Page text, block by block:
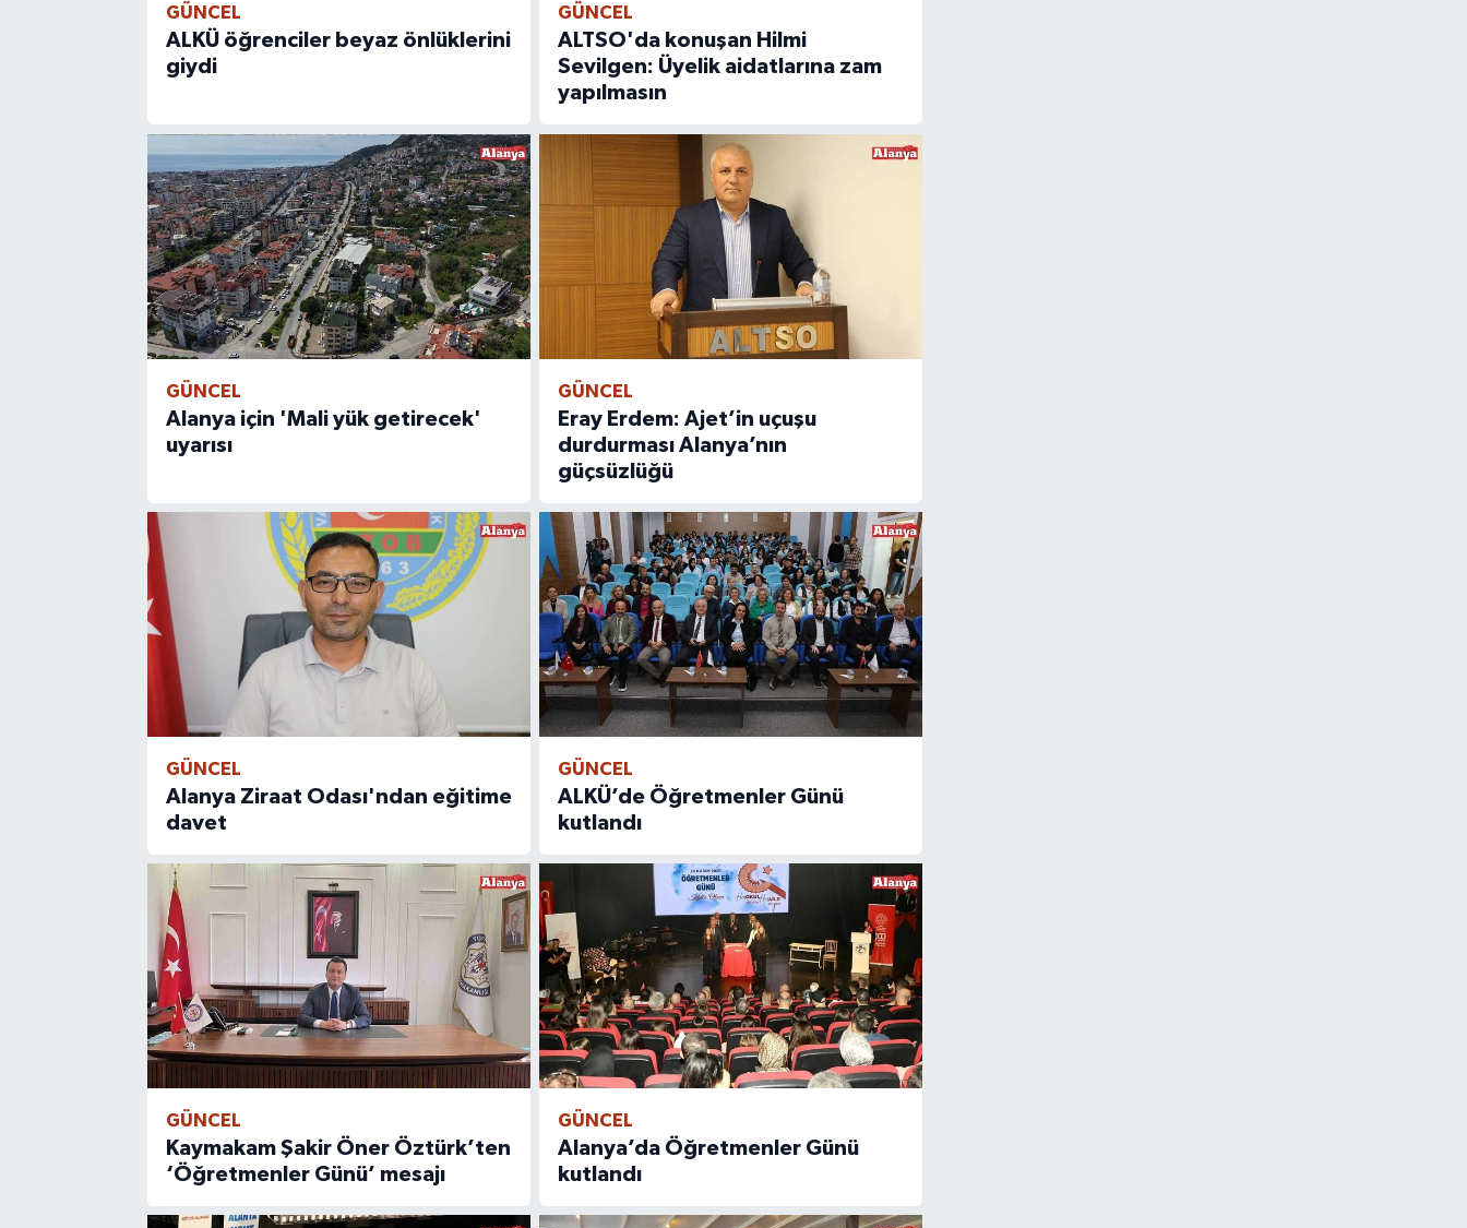
GÜNCEL
ALKÜ öğrenciler beyaz önlüklerini
giydi
GÜNCEL
ALTSO'da konuşan Hilmi
Sevilgen: Üyelik aidatlarına zam
yapılmasın
GÜNCEL
Alanya için 'Mali yük getirecek'
uyarısı
GÜNCEL
Eray Erdem: Ajet’in uçuşu
durdurması Alanya’nın
güçsüzlüğü
GÜNCEL
Alanya Ziraat Odası'ndan eğitime
davet
GÜNCEL
ALKÜ’de Öğretmenler Günü
kutlandı
GÜNCEL
Kaymakam Şakir Öner Öztürk’ten
‘Öğretmenler Günü’ mesajı
GÜNCEL
Alanya’da Öğretmenler Günü
kutlandı